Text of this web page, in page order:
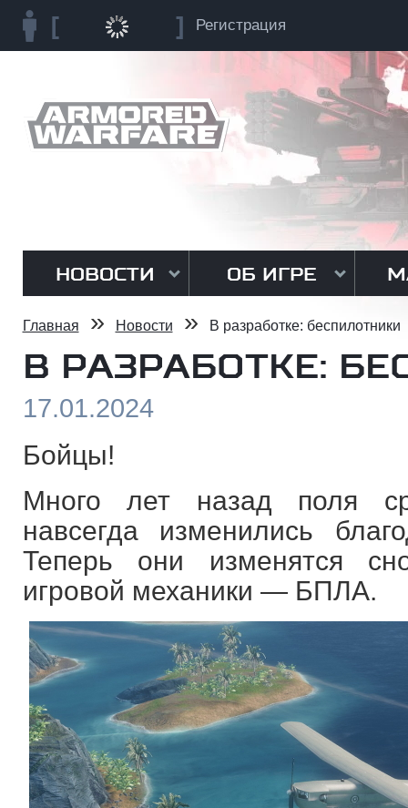
Регистрация
НОВОСТИ ОБ ИГРЕ
Главная » Новости » В разработке: беспилотники
В РАЗРАБОТКЕ:
17.01.2024
Бойцы!
Много лет назад поля
навсегда изменились
Теперь они изменятся
игровой механики — БПЛА.